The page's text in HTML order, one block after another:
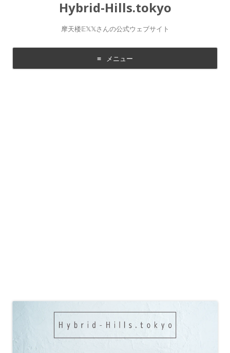
Hybrid-Hills.tokyo
摩天楼𝔼𝕏𝕏さんの公式ウェブサイト
メニュー
コ